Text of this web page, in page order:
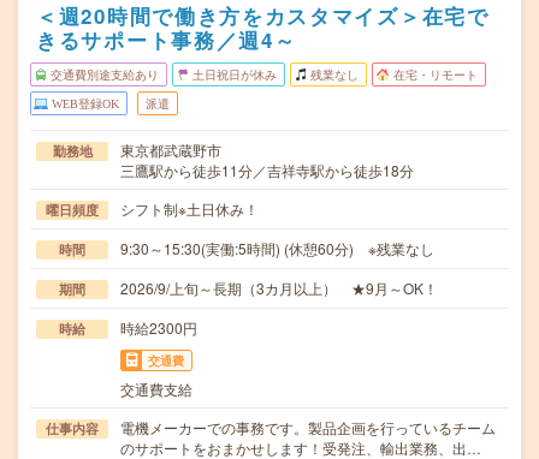
＜週20時間で働き方をカスタマイズ＞在宅で
きるサポート事務／週4～
交通費別途支給あり 土日祝日が休み 残業なし 在宅・リモート
WEB登録OK 派遣
勤務地
東京都武蔵野市
三鷹駅から徒歩11分／吉祥寺駅から徒歩18分
曜日頻度 シフト制※土日休み！
時間 9:30～15:30(実働:5時間) (休憩60分) ※残業なし
期間 2026/9/上旬～長期（3カ月以上） ★9月～OK！
時給 時給2300円
交通費
交通費支給
仕事内容
電機メーカーでの事務です。製品企画を行っているチーム
のサポートをおまかせします！受発注、輸出業務、出…